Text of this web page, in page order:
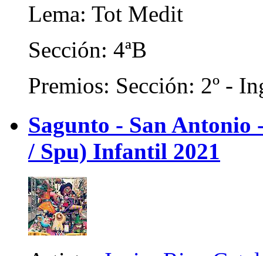
Lema: Tot Medit
Sección: 4ªB
Premios: Sección: 2º -
Sagunto - San
/ Spu) Infantil 2021